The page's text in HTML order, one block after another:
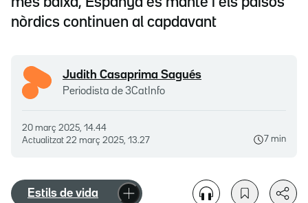
més baixa, Espanya es manté i els països
nòrdics continuen al capdavant
Judith Casaprima Sagués
Periodista de 3CatInfo
20 març 2025, 14.44
Actualitzat 22 març 2025, 13.27 7 min
Estils de vida